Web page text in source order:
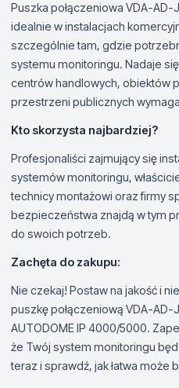
Puszka połączeniowa VDA-
idealnie w instalacjach
szczególnie tam, gdzie
systemu monitoringu. Nadaje
centrów handlowych, obiektów
przestrzeni publicznych
Kto skorzysta najbardziej?
Profesjonaliści zajmujący się
systemów monitoringu,
technicy montażowi oraz firmy
bezpieczeństwa znajdą w tym
do swoich potrzeb.
Zachęta do zakupu:
Nie czekaj! Postaw na jakość i
puszkę połączeniową VDA-
AUTODOME IP 4000/5000.
że Twój system monitoringu
teraz i sprawdź, jak łatwa może